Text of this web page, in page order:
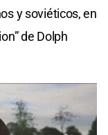
y soviéticos, en
de Dolph